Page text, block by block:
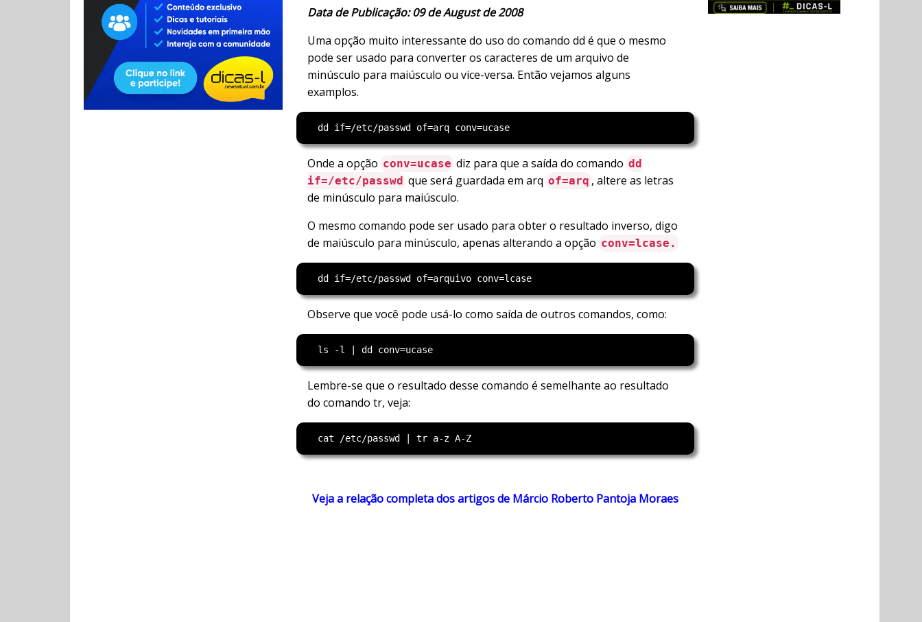
Data de Publicação: 09 de August de 2008
Uma opção muito interessante do uso do comando dd é que o mesmo
pode ser usado para converter os caracteres de um arquivo de
minúsculo para maiúsculo ou vice-versa. Então vejamos alguns
examplos.
Onde a opção conv=ucase diz para que a saída do comando dd
if=/etc/passwd que será guardada em arq of=arq , altere as letras
de minúsculo para maiúsculo.
O mesmo comando pode ser usado para obter o resultado inverso, digo
de maiúsculo para minúsculo, apenas alterando a opção conv=lcase.
Observe que você pode usá-lo como saída de outros comandos, como:
Lembre-se que o resultado desse comando é semelhante ao resultado
do comando tr, veja:
Veja a relação completa dos artigos de Márcio Roberto Pantoja Moraes